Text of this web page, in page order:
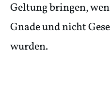
Geltung bringen,
Gnade und nicht
wurden.